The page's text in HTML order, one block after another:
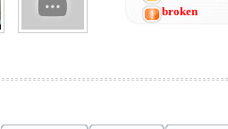
broken